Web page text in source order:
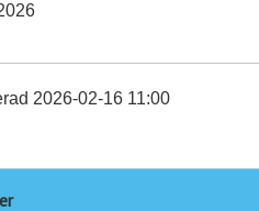
2026-02-16 11:00